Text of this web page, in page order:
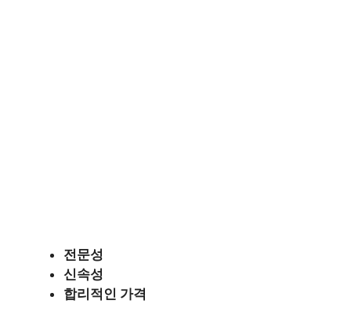
전문성
신속성
합리적인 가격